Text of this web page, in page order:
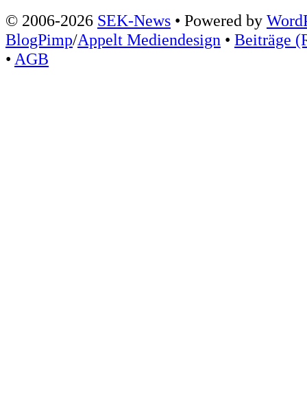
© 2006-2026 SEK-News • Powered by
BlogPimp/Appelt Mediendesign • Beiträge
• AGB